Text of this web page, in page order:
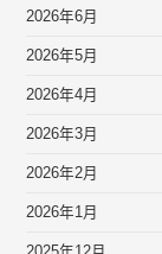
2026年6月
2026年5月
2026年4月
2026年3月
2026年2月
2026年1月